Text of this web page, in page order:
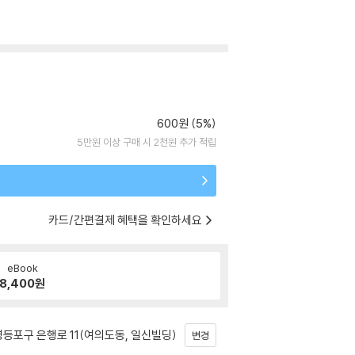
600원 (5%)
5만원 이상 구매 시 2천원 추가 적립
카드/간편결제 혜택을 확인하세요
eBook
8,400원
포구 은행로 11(여의도동, 일신빌딩) 변경